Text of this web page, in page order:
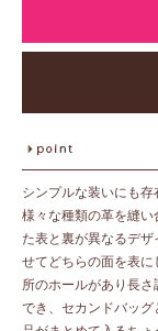
シンプルな装いにも存
様々な種類の革を縫い
た表と裏が異なるデ
せてどちらの面を表
所のホールがあり長
でき、セカンドバッ